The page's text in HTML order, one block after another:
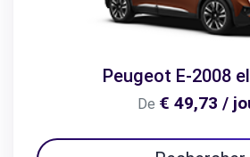
Peugeot E-2008
De € 49,73 /